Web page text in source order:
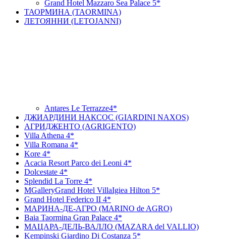
Grand Hotel Mazzaro Sea Palace 5*
ТАОРМИНА (TAORMINA)
ЛЕТОЯННИ (LETOJANNI)
Antares Le Terrazze4*
ДЖИАРДИНИ НАКСОС (GIARDINI NAXOS)
АГРИДЖЕНТО (AGRIGENTO)
Villa Athena 4*
Villa Romana 4*
Kore 4*
Acacia Resort Parco dei Leoni 4*
Dolcestate 4*
Splendid La Torre 4*
MGalleryGrand Hotel VillaIgiea Hilton 5*
Grand Hotel Federico II 4*
МАРИНА-ДЕ-АГРО (MARINO de AGRO)
Baia Taormina Gran Palace 4*
МАЦАРА-ДЕЛЬ-ВАЛЛО (MAZARA del VALLIO)
Kempinski Giardino Di Costanza 5*